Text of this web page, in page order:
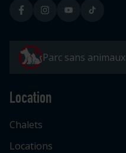
Parc sans animaux
Location
Chalets
Locations